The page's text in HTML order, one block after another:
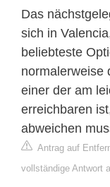
Das
sich in
beliebteste
normalerweise
einer der am
erreichbaren
abweichen
Antrag auf
vollständige Antwort